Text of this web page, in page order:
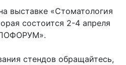
выставке «Стоматология
состоится 2-4 апреля
стендов обращайтесь,